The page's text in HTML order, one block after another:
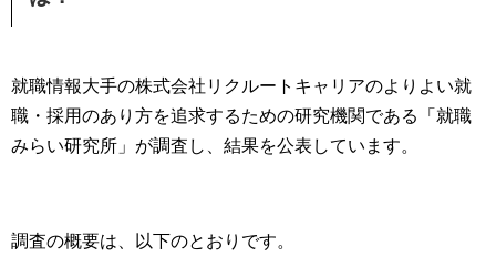
就職情報大手の株式会社リクルートキャリアのよりよい就
職・採用のあり方を追求するための研究機関である「就職
みらい研究所」が調査し、結果を公表しています。
調査の概要は、以下のとおりです。